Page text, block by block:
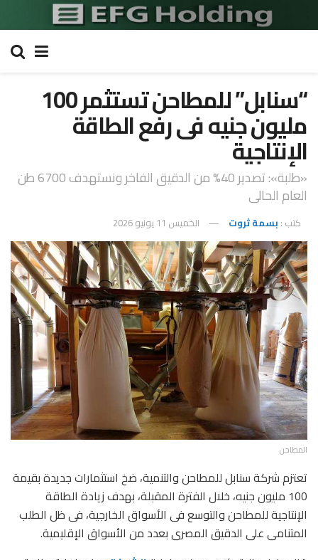
“سنابل” للمطاحن تستثمر 100
مليون جنيه فى رفع الطاقة
الإنتاجية
«طلبة»: تصدير 40% من الدقيق الفاخر ونستهدف 6700 طن
العام الحالى
كتب : بسمة ثروت الخميس 11 يونيو 2026
المطاحن
تعتزم شركة سنابل للمطاحن والتنمية، ضخ استثمارات جديدة بقيمة
100 مليون جنيه، خلال الفترة المقبلة، بهدف زيادة الطاقة
الإنتاجية للمطاحن والتوسع فى الأسواق الخارجية، فى ظل الطلب
المتنامى على الدقيق المصرى بعدد من الأسواق الإقليمية.